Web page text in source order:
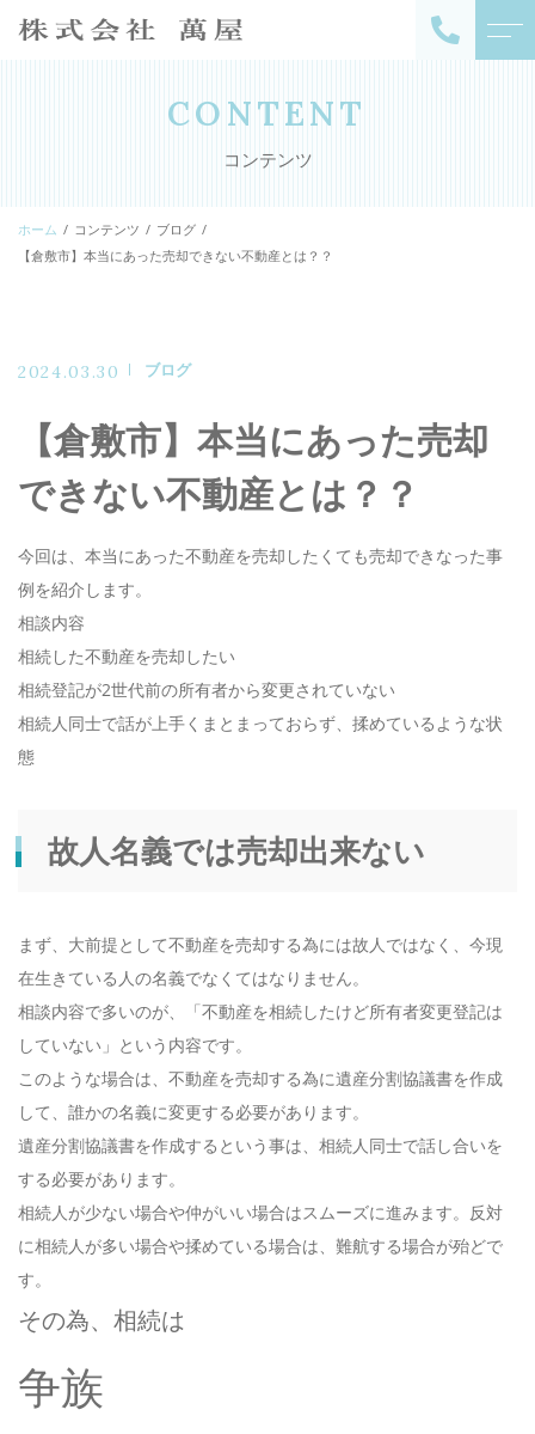
当事務所について
メニュー
空き家対策
その他の売却
キャンペーン
コンテンツ
086-485-3355
CONTENT
コンテンツ
ホーム コンテンツ
ブログ
【倉敷市】本当にあった売却できない不動産とは？？
2024.03.30 ブログ
【倉敷市】本当にあった売却
できない不動産とは？？
今回は、本当にあった不動産を売却したくても売却できなった事
例を紹介します。
相談内容
相続した不動産を売却したい
相続登記が2世代前の所有者から変更されていない
相続人同士で話が上手くまとまっておらず、揉めているような状
態
故人名義では売却出来ない
まず、大前提として不動産を売却する為には故人ではなく、今現
在生きている人の名義でなくてはなりません。
相談内容で多いのが、「不動産を相続したけど所有者変更登記は
していない」という内容です。
このような場合は、不動産を売却する為に遺産分割協議書を作成
して、誰かの名義に変更する必要があります。
遺産分割協議書を作成するという事は、相続人同士で話し合いを
する必要があります。
相続人が少ない場合や仲がいい場合はスムーズに進みます。反対
に相続人が多い場合や揉めている場合は、難航する場合が殆どで
す。
その為、相続は
争族